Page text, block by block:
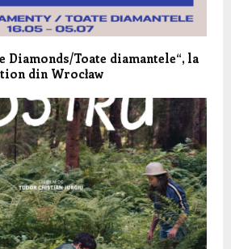
Diamonds/Toate diamantele“, la
din Wrocław